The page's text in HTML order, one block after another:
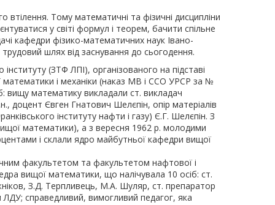
Тому математичні та фізичні дисципліни
у світі формул і теорем, бачити спільне
кафедри фізико-математичних наук Івано-
шлях від заснування до сьогодення.
(ЗТФ ЛПІ), організованого на підставі
і механіки (наказ МВ і ССО УРСР за №
вищу математику викладали ст. викладач
доцент Євген Гнатович Шелєпін, опір матеріалів
інституту нафти і газу) Є.Г. Шелєпін. З
математики), а з вересня 1962 р. молодими
і склали ядро майбутньої кафедри вищої
факультетом та факультетом нафтової і
вищої математики, що налічувала 10 осіб: ст.
З.Д. Терпливець, М.А. Шуляр, ст. препаратор
ЛДУ; справедливий, вимогливий педагог, яка